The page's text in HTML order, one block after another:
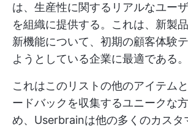
は、生産性に関するリアルなユー
を組織に提供する。これは、新製
新機能について、初期の顧客体験
ようとしている企業に最適である。
これはこのリストの他のアイテム
ードバックを収集するユニークな
め、Userbrainは他の多くのカスタ